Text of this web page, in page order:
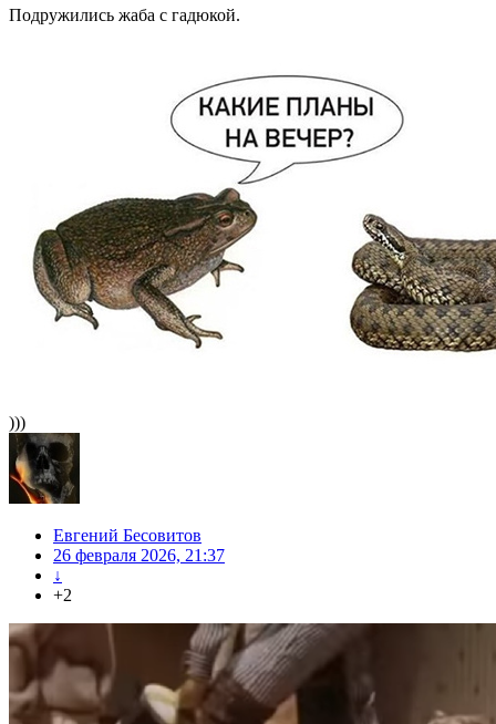
Подружились жаба с гадюкой.
)))
Евгений Бесовитов
26 февраля 2026, 21:37
↓
+2